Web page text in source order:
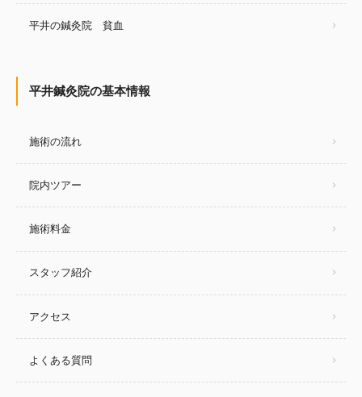
平井の鍼灸院 貧血
平井鍼灸院の基本情報
施術の流れ
院内ツアー
施術料金
スタッフ紹介
アクセス
よくある質問